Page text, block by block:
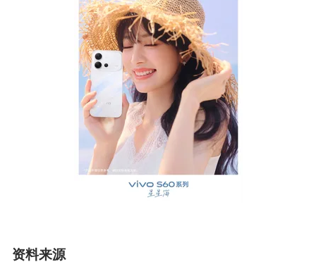
资料来源